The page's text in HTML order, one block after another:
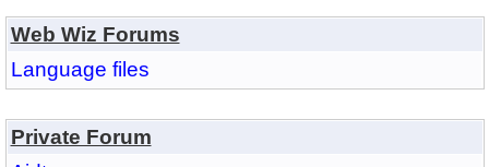
Web Wiz Forums
Language files
Private Forum